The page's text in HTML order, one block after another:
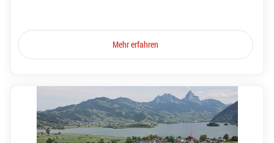
Mehr erfahren